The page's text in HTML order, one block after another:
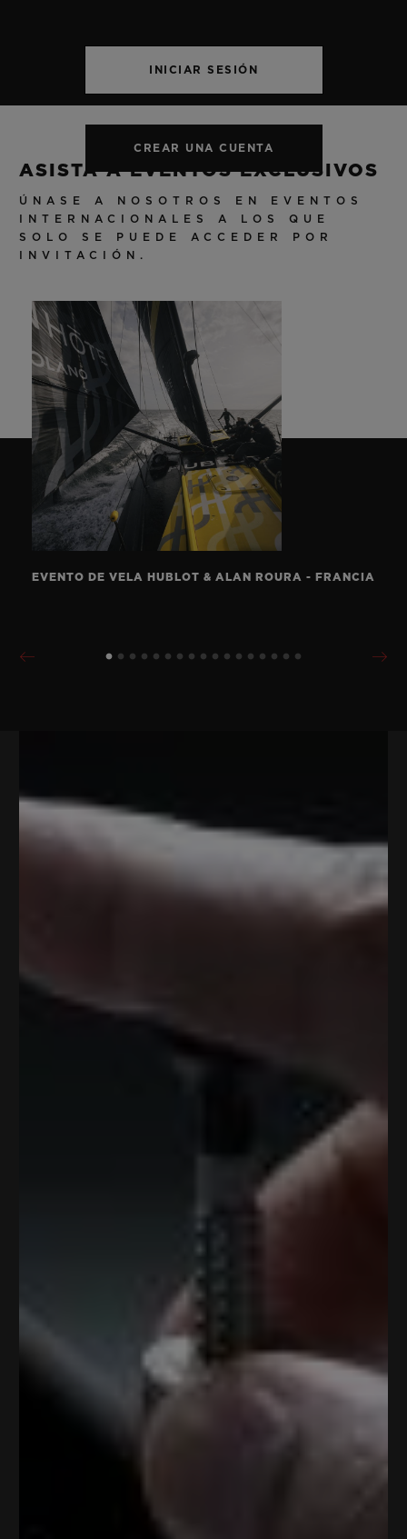
CREAR UNA CUENTA
ASISTA A EVENTOS EXCLUSIVOS
ÚNASE A NOSOTROS EN EVENTOS
INTERNACIONALES A LOS QUE
SOLO SE PUEDE ACCEDER POR
INVITACIÓN.
EVENTO DE VELA HUBLOT & ALAN ROURA - FRANCIA